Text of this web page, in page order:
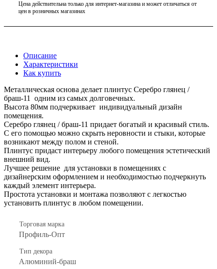
Цена действительна только для интернет-магазина и может отличаться от
цен в розничных магазинах
Описание
Характеристики
Как купить
Металлическая основа делает плинтус Серебро глянец /
браш-11 одним из самых долговечных.
Высота 80мм подчеркивает индивидуальный дизайн
помещения.
Серебро глянец / браш-11 придает богатый и красивый стиль.
С его помощью можно скрыть неровности и стыки, которые
возникают между полом и стеной.
Плинтус придаст интерьеру любого помещения эстетический
внешний вид.
Лучшее решение для установки в помещениях с
дизайнерским оформлением и необходимостью подчеркнуть
каждый элемент интерьера.
Простота установки и монтажа позволяют с легкостью
установить плинтус в любом помещении.
Торговая марка
Профиль-Опт
Тип декора
Алюминий-браш